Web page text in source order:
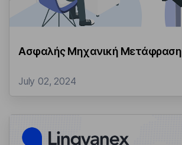
Ασφαλής Μηχανική Μετάφραση
July 02, 2024